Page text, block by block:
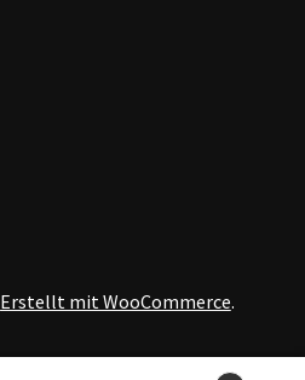
Erstellt mit WooCommerce.